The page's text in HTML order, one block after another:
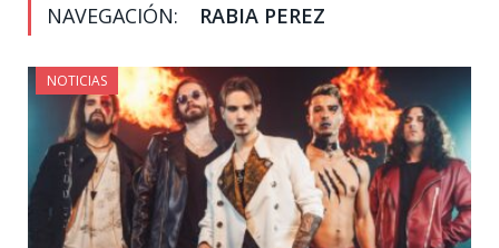
NAVEGACIÓN: RABIA PEREZ
NOTICIAS